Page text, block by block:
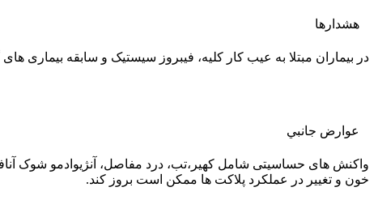
هشدارها
در بیماران مبتلا به عیب کار کلیه، فیبروز سیستیک و سابقه بیماری
عوارض جانبي
واکنش های حساسیتی شامل کهیر،تب، درد مفاصل، آنژیوادمو شوک
خون و تغییر در عملکرد پلاکت ها ممکن است بروز کند.